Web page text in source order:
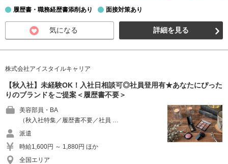
履歴書・職務経歴書添削あり 面接対策あり
気になる 詳細を見る
株式会社アイスタイルキャリア
【秋入社】未経験OK！入社日相談可◎社員登用有★あなたにぴった
りのブランドをご提案＜履歴書不要＞
美容部員・BA
（秋入社特集／履歴書不要／社員 …
派遣
時給1,600円 ～ 1,880円 ほか
全国エリア